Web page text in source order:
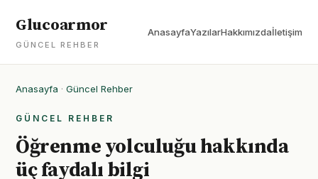
Glucoarmor
GÜNCEL REHBER
AnasayfaYazılarHakkımızdaİletişim
Anasayfa · Güncel Rehber
GÜNCEL REHBER
Öğrenme yolculuğu hakkında
üç faydalı bilgi